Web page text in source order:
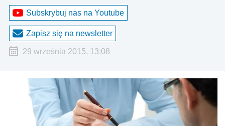
Subskrybuj nas na Youtube
Zapisz się na newsletter
29 września 2015, 13:08